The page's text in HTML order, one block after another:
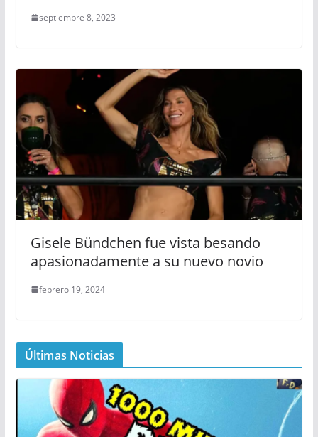
septiembre 8, 2023
Gisele Bündchen fue vista besando
apasionadamente a su nuevo novio
febrero 19, 2024
Últimas Noticias